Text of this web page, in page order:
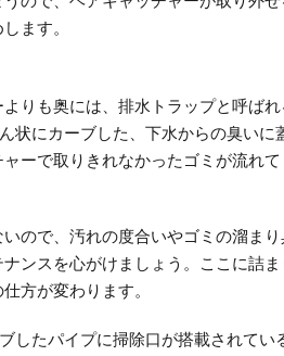
ます。
りも奥には、排水トラップと呼ば
状にカーブした、下水からの臭いに
ーで取りきれなかったゴミが流れ
ので、汚れの度合いやゴミの溜ま
ナンスを心がけましょう。ここに詰
方が変わります。
したパイプに掃除口が搭載されて